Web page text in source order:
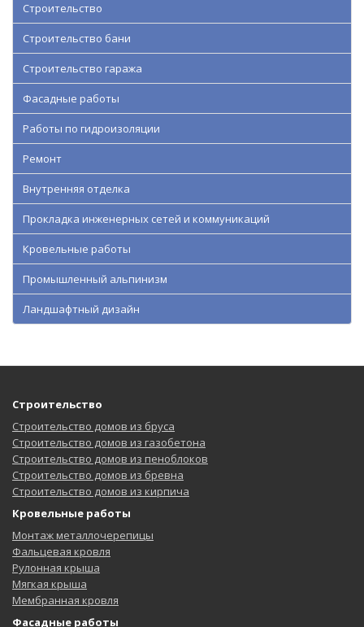
Строительство
Строительство бани
Строительство гаража
Фасадные работы
Работы по гидроизоляции
Ремонт
Внутренняя отделка
Прокладка инженерных сетей и коммуникаций
Кровельные работы
Промышленный альпинизм
Ландшафтный дизайн
Строительство
Строительство домов из бруса
Строительство домов из газобетона
Строительство домов из пеноблоков
Строительство домов из бревна
Строительство домов из кирпича
Кровельные работы
Монтаж металлочерепицы
Фальцевая кровля
Рулонная крыша
Мягкая крыша
Мембранная кровля
Фасадные работы